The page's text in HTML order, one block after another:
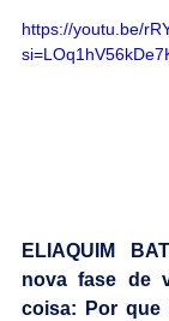
https://youtu.be/
ELIAQUIM
nova fase de
coisa: Por que